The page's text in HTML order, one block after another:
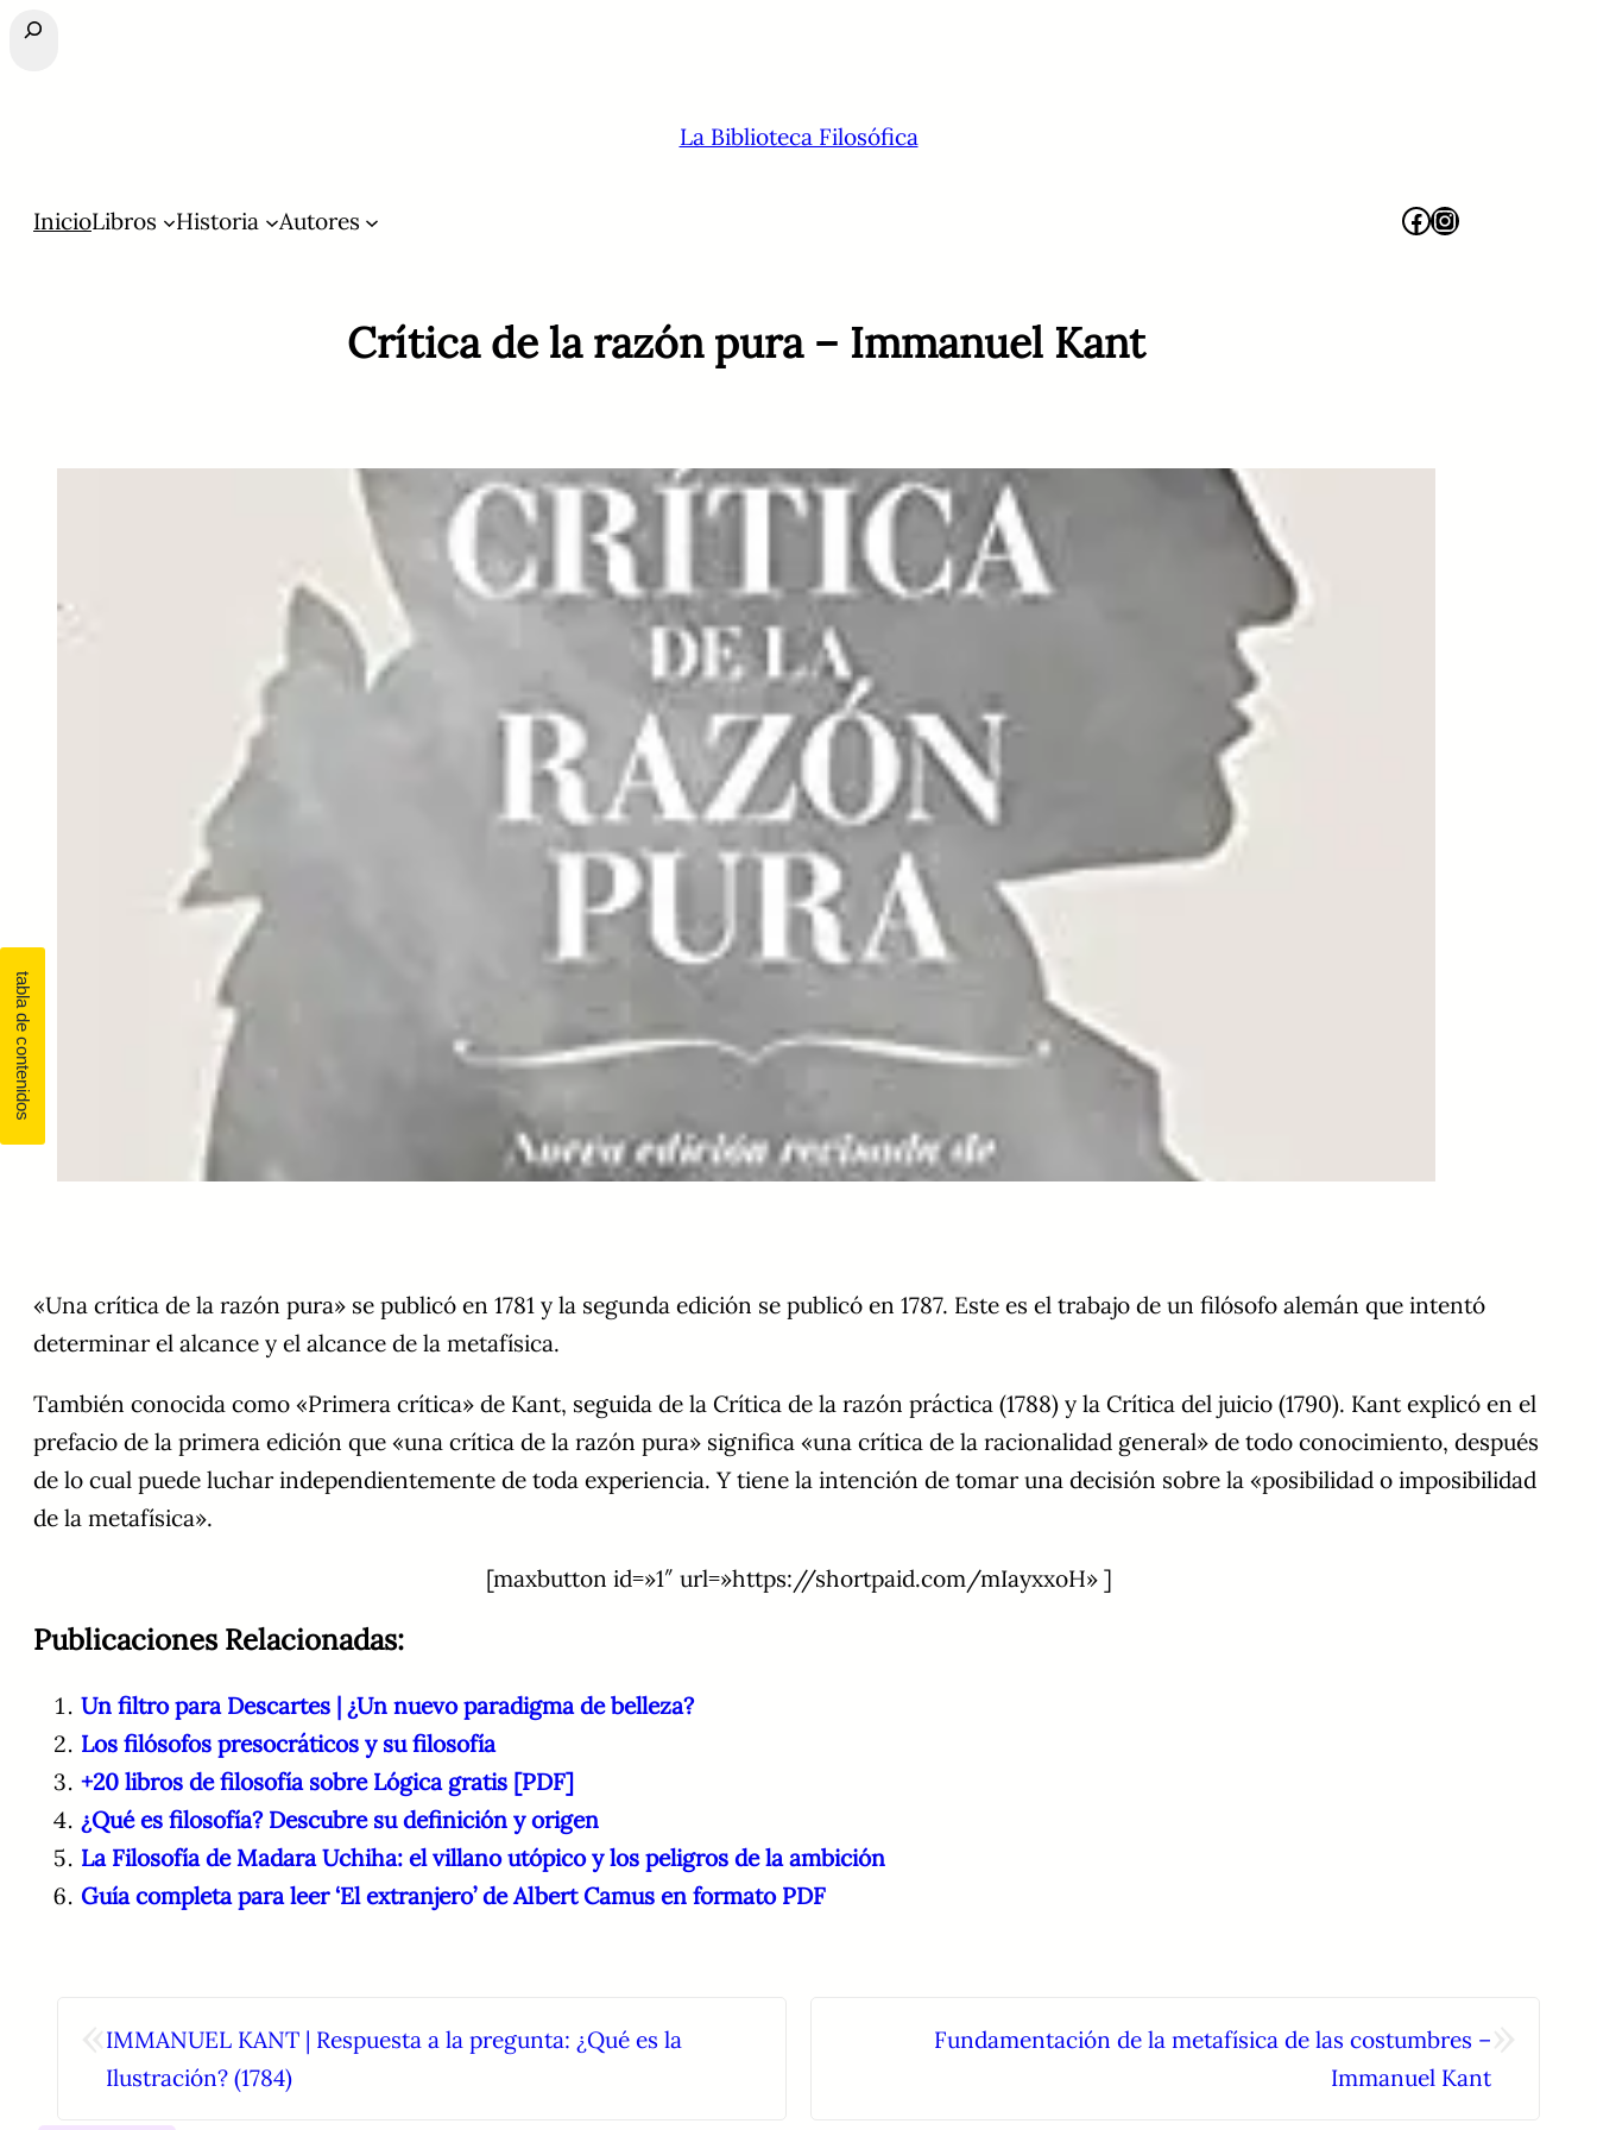
Buscar
La Biblioteca Filosófica
InicioLibros Historia Autores Facebook Instagram
Crítica de la razón pura – Immanuel Kant
«Una crítica de la razón pura» se publicó en 1781 y la segunda edición se publicó en 1787. Este es el trabajo de un filósofo alemán que intentó
determinar el alcance y el alcance de la metafísica.
También conocida como «Primera crítica» de Kant, seguida de la Crítica de la razón práctica (1788) y la Crítica del juicio (1790). Kant explicó en el
prefacio de la primera edición que «una crítica de la razón pura» significa «una crítica de la racionalidad general» de todo conocimiento, después
de lo cual puede luchar independientemente de toda experiencia. Y tiene la intención de tomar una decisión sobre la «posibilidad o imposibilidad
de la metafísica».
[maxbutton id=»1″ url=»https://shortpaid.com/mIayxxoH» ]
Publicaciones Relacionadas:
Un filtro para Descartes | ¿Un nuevo paradigma de belleza?
Los filósofos presocráticos y su filosofía
+20 libros de filosofía sobre Lógica gratis [PDF]
¿Qué es filosofía? Descubre su definición y origen
La Filosofía de Madara Uchiha: el villano utópico y los peligros de la ambición
Guía completa para leer ‘El extranjero’ de Albert Camus en formato PDF
IMMANUEL KANT | Respuesta a la pregunta: ¿Qué es la
Ilustración? (1784)
Fundamentación de la metafísica de las costumbres –
Immanuel Kant